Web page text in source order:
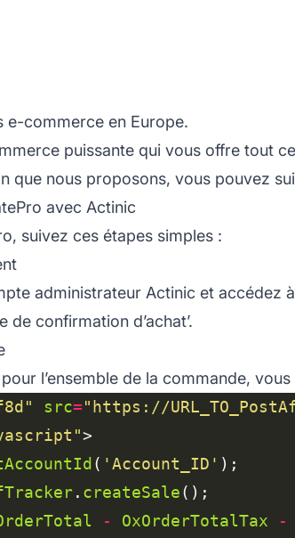
e-commerce en Europe.
puissante qui vous offre tout
que nous proposons, vous pouvez
avec Actinic
suivez ces étapes simples :
administrateur Actinic et accédez à
de confirmation d’achat’.
l’ensemble de la commande,
src="https://
( 'Account_ID'
. createSale
- OxOrderTotalTax -